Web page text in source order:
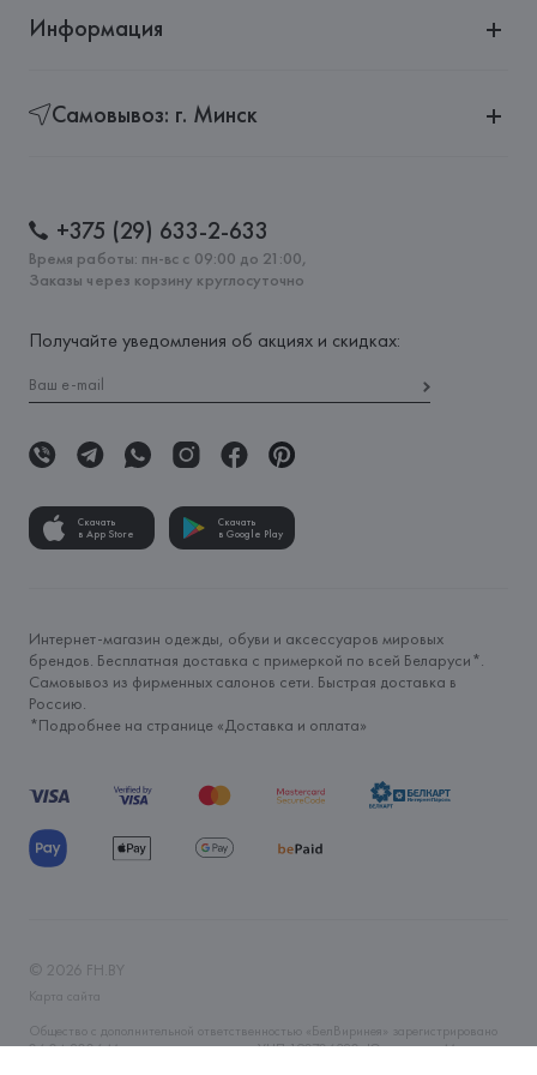
Информация
Самовывоз: г. Минск
+375 (29) 633-2-633
Время работы: пн-вс с 09:00 до 21:00,
Заказы через корзину круглосуточно
Получайте уведомления об акциях и скидках:
Скачать
в App Store
Скачать
в Google Play
Интернет-магазин одежды, обуви и аксессуаров мировых
брендов. Бесплатная доставка с примеркой по всей Беларуси*.
Самовывоз из фирменных салонов сети. Быстрая доставка в
Россию.
*Подробнее на странице «Доставка и оплата»
© 2026 FH.BY
Карта сайта
Общество с дополнительной ответственностью «БелВиринея» зарегистрировано
06.04.2006 Минским горисполкомом. УНП 190706320. Юр.адрес: г. Минск, ул.